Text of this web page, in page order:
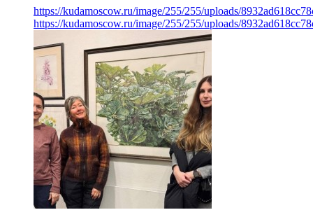
https://kudamoscow.ru/image/255/255/uploads/
https://kudamoscow.ru/image/255/255/uploads/